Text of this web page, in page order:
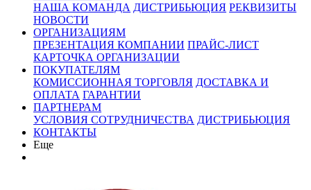
НАША КОМАНДА ДИСТРИБЬЮЦИЯ РЕКВИЗИТЫ
НОВОСТИ
ОРГАНИЗАЦИЯМ
ПРЕЗЕНТАЦИЯ КОМПАНИИ ПРАЙС-ЛИСТ
КАРТОЧКА ОРГАНИЗАЦИИ
ПОКУПАТЕЛЯМ
КОМИССИОННАЯ ТОРГОВЛЯ ДОСТАВКА И
ОПЛАТА ГАРАНТИИ
ПАРТНЕРАМ
УСЛОВИЯ СОТРУДНИЧЕСТВА ДИСТРИБЬЮЦИЯ
КОНТАКТЫ
Еще